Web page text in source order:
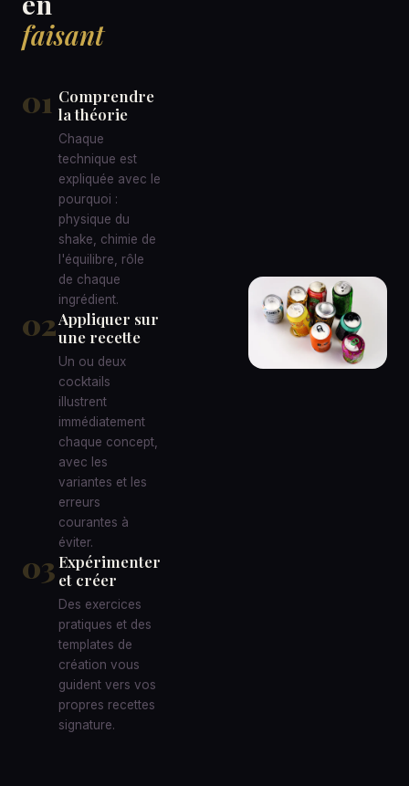
faisant
01 Comprendre
la théorie
Chaque
technique est
expliquée avec le
pourquoi :
physique du
shake, chimie de
l'équilibre, rôle
de chaque
ingrédient.
02Appliquer sur
une recette
Un ou deux
cocktails
illustrent
immédiatement
chaque concept,
avec les
variantes et les
erreurs
courantes à
éviter.
03 Expérimenter
et créer
Des exercices
pratiques et des
templates de
création vous
guident vers vos
propres recettes
signature.